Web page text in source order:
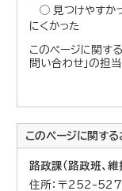
見つけやすか
にくかった
このページに関す
問い合わせ」の担
このページに関する
路政課（路政班、維
住所：〒252-